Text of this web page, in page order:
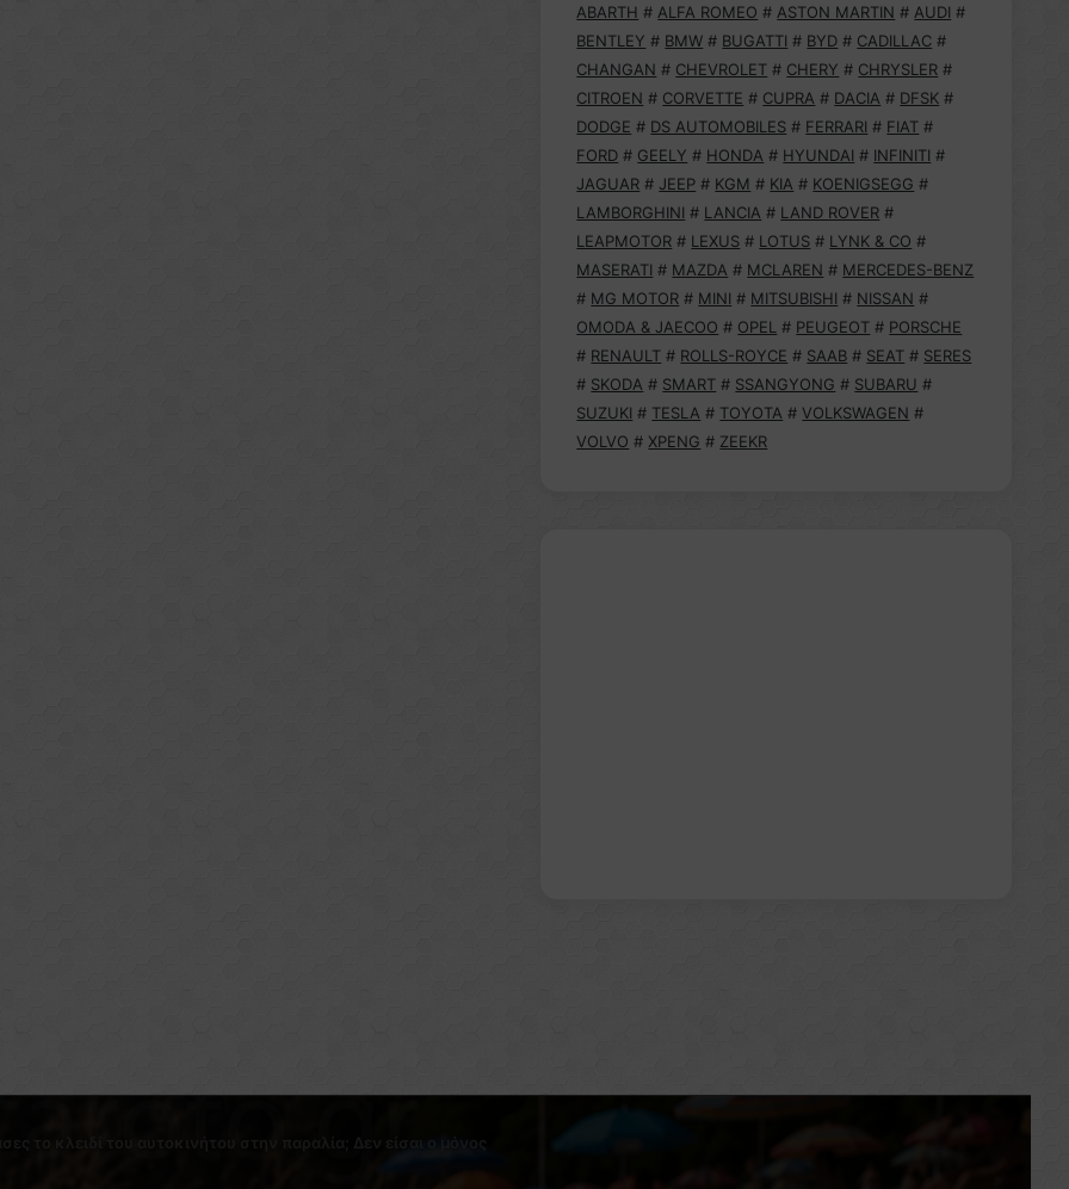
ABARTH # ALFA ROMEO # ASTON MARTIN # AUDI #
BENTLEY # BMW # BUGATTI # BYD # CADILLAC #
CHANGAN # CHEVROLET # CHERY # CHRYSLER #
CITROEN # CORVETTE # CUPRA # DACIA # DFSK #
DODGE # DS AUTOMOBILES # FERRARI # FIAT #
FORD # GEELY # HONDA # HYUNDAI # INFINITI #
JAGUAR # JEEP # KGM # KIA # KOENIGSEGG #
LAMBORGHINI # LANCIA # LAND ROVER #
LEAPMOTOR # LEXUS # LOTUS # LYNK & CO #
MASERATI # MAZDA # MCLAREN # MERCEDES-BENZ
# MG MOTOR # MINI # MITSUBISHI # NISSAN #
OMODA & JAECOO # OPEL # PEUGEOT # PORSCHE
# RENAULT # ROLLS-ROYCE # SAAB # SEAT # SERES
# SKODA # SMART # SSANGYONG # SUBARU #
SUZUKI # TESLA # TOYOTA # VOLKSWAGEN #
VOLVO # XPENG # ZEEKR